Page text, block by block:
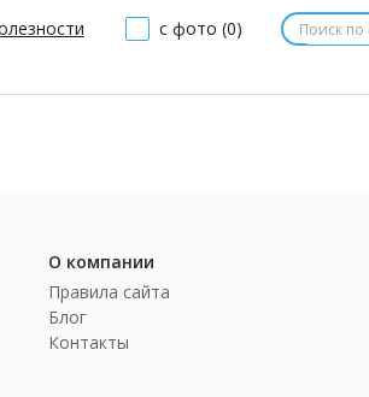
с фото (0)
О компании
Правила сайта
Блог
Контакты